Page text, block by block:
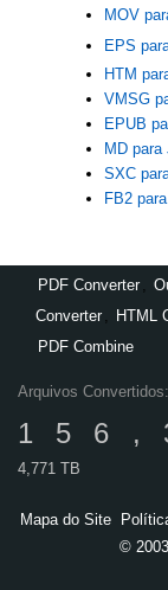
MOV
EPS
HTM
VMSG
EPUB
MD para
SXC
FB2
PDF Converter
Converter
HTML
PDF Combine
Arquivos Convertidos:
4,771 TB
Mapa do Site
©